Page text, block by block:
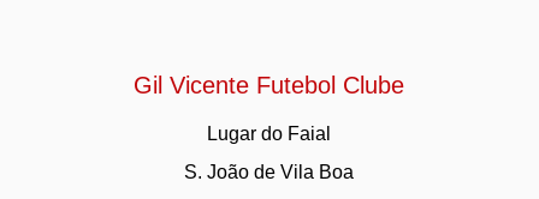
Gil Vicente Futebol Clube
Lugar do Faial
S. João de Vila Boa